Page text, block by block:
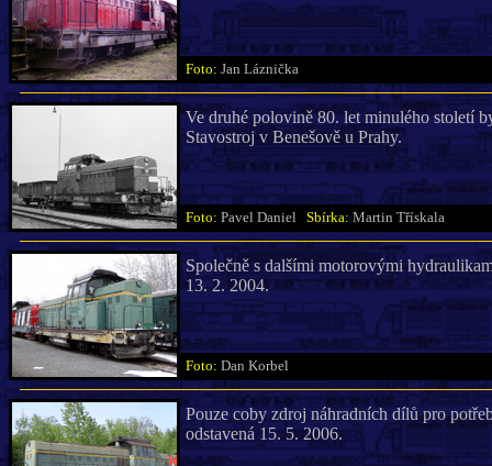
Foto: Jan Láznička
Ve druhé polovině 80. let minulého století
Stavostroj v Benešově u Prahy.
Foto: Pavel Daniel Sbírka: Martin Třískala
Společně s dalšími motorovými
13. 2. 2004.
Foto: Dan Korbel
Pouze coby zdroj náhradních dílů pro
odstavená 15. 5. 2006.